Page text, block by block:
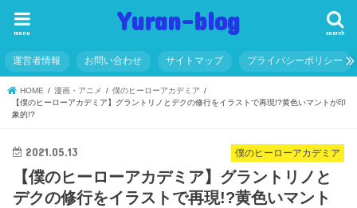
Yuran-blog search
menu
運営者情報 お問い合わせ サイトマップ プライバシーポリシー
HOME 漫画・アニメ
僕のヒーローアカデミア
【僕のヒーローアカデミア】グラントリノとデクの修行をイラストで再現!?黄色いマントが印
象的!?
僕のヒーローアカデミア
2021.05.13
【僕のヒーローアカデミア】グラントリノと
デクの修行をイラストで再現!?黄色いマント